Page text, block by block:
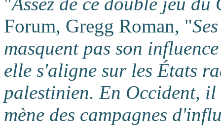
Forum, Gregg Roman, "
masquent pas son
elle s'aligne sur les États
palestinien. En Occident,
mène des campagnes